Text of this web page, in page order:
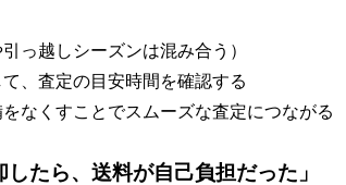
っ越しシーズンは混み合う）
、査定の目安時間を確認する
なくすことでスムーズな査定につながる
したら、送料が自己負担だった」